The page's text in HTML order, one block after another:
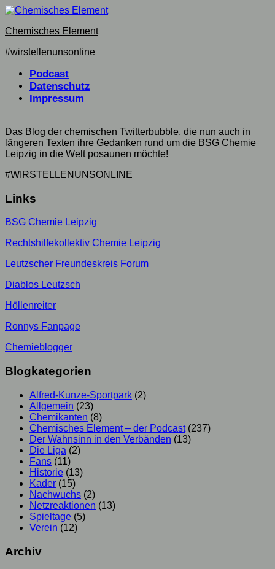
Skip
content
Chemisches Element
#wirstellenunsonline
Podcast
Datenschutz
Impressum
Das Blog der chemischen Twitterbubble, die nun auch in
längeren Texten ihre Gedanken rund um die BSG Chemie
Leipzig in die Welt posaunen möchte!
#WIRSTELLENUNSONLINE
Links
BSG Chemie Leipzig
Rechtshilfekollektiv Chemie Leipzig
Leutzscher Freundeskreis Forum
Diablos Leutzsch
Höllenreiter
Ronnys Fanpage
Chemieblogger
Blogkategorien
Alfred-Kunze-Sportpark (2)
Allgemein (23)
Chemikanten (8)
Chemisches Element – der Podcast(237)
Der Wahnsinn in den Verbänden (13)
Die Liga (2)
Fans (11)
Historie (13)
Kader (15)
Nachwuchs (2)
Netzreaktionen (13)
Spieltage (5)
Verein (12)
Archiv